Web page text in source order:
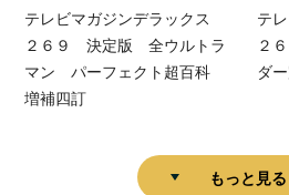
テレビマガジンデラックス
２６９ 決定版 全ウルトラ
マン パーフェクト超百科
増補四訂
テ
２
ダ
もっと見る